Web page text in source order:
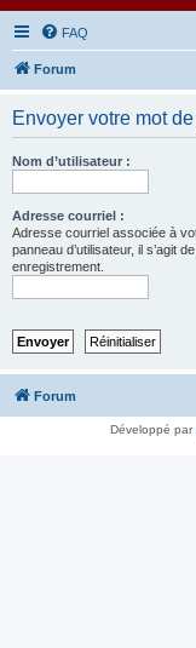
FAQ
Forum
Envoyer votre mot
Nom d’utilisateur :
Adresse courriel :
Adresse courriel associée à
panneau d’utilisateur, il s’agit
enregistrement.
Forum
Développé par